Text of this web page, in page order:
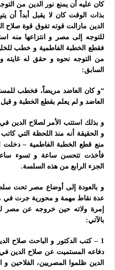
كان عليه أن يمنع نور الدين من
بذات الوقت كان لا يقبل أبداً أن
الدين مازالت قوته تفوق قوة صلاح
للتوجه إلى مصر و انتزاعها منه
فقطع الخطبة الفاطمية و خطب
من التوجه نحوه و حقق له غايته
السابق:
“و كان العاضد مريضاً، فخطب
العاضد و لم يعلم بقطع الخطبة و
و بذلك استتب الأمر لصلاح الدين
و الحقيقة أنه منذ اللحظة التي
منع قطع الخطبة الفاطمية – دخلت
فأخذت تتحسن ساعة و تسوء
الجزء الرابع من هذه السلسة.
و بالعودة إلى أوضاع مصر تحت
عدة نقاط مهمة و محورية جرت في
إمرة ولاته حين خروجه عن مصر
بالآتي:
1 – كتب الدكتور و الباحث صلاح
دفاعه المستميت عن صلاح الدين
الدين ظلموا المصريين، الفلاحين